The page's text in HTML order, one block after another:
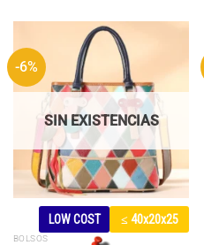
67,15€.50,36€.
-6%
SIN EXISTENCIAS
LOW COST ≤ 40x20x25
BOLSOS